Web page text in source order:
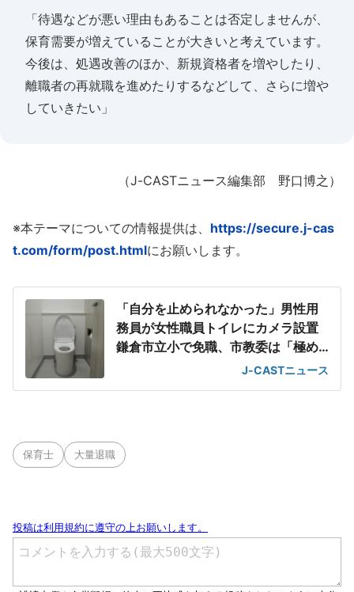
「待遇などが悪い理由もあることは否定しませんが、
保育需要が増えていることが大きいと考えています。
今後は、処遇改善のほか、新規資格者を増やしたり、
離職者の再就職を進めたりするなどして、さらに増や
していきたい」
（J-CASTニュース編集部 野口博之）
※本テーマについての情報提供は、 https://secure.j-cas
t.com/form/post.htmlにお願いします。
「自分を止められなかった」男性用
務員が女性職員トイレにカメラ設置
鎌倉市立小で免職、市教委は「極め
J-CASTニュース
保育士 大量退職